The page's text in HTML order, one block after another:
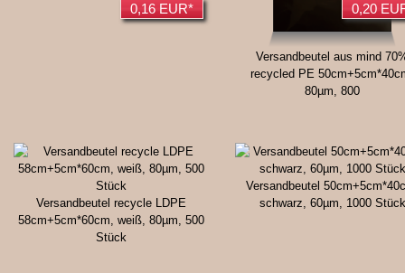
0,16 EUR* 0,20
Versandbeutel aus mind
recycled PE
80µm, 800
Versandbeutel recycle LDPE
58cm+5cm*60cm, weiß, 80µm, 500
Stück
Versandbeutel
schwarz, 60µm, 1000 Stück